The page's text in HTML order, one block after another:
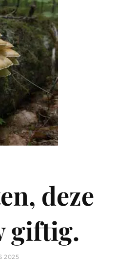
deze
giftig.
2025